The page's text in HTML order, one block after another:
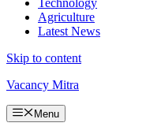
Technology
Agriculture
Latest News
Skip to content
Vacancy Mitra
Menu